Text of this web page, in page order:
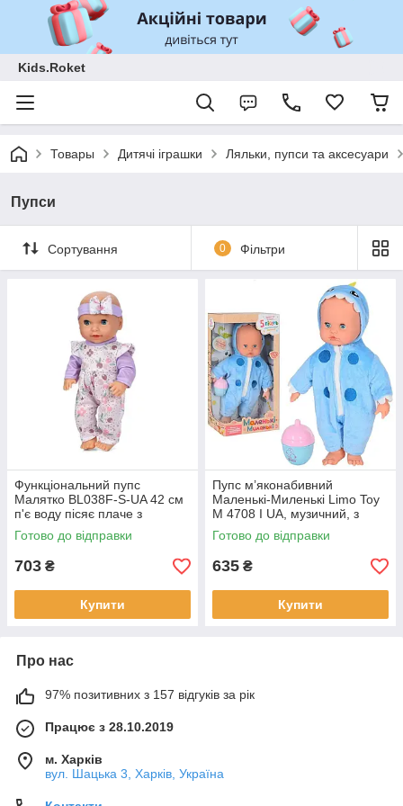
Kids.Roket
Товары Дитячі іграшки Ляльки, пупси та аксесуари
Пупси
Сортування 0 Фільтри
Функціональний пупс
Малятко BL038F-S-UA 42 см
п'є воду пісяє плаче з
аксесуарами
Готово до відправки
703 ₴
Купити
Пупс м’яконабивний
Маленькі-Миленькі Limo Toy
M 4708 I UA, музичний, з
українською пісенькою
Готово до відправки
635 ₴
Купити
Про нас
97% позитивних з 157 відгуків за рік
Працює з 28.10.2019
м. Харків
вул. Шацька 3, Харків, Україна